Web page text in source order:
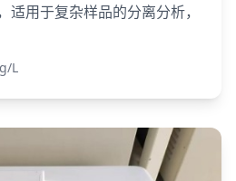
适用于复杂样品的分离分析，
L